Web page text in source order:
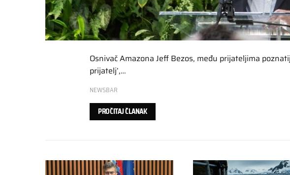
Osnivač Amazona Jeff Bezos, među prijateljima
prijatelj’,…
NEWSBAR
PROČITAJ ČLANAK